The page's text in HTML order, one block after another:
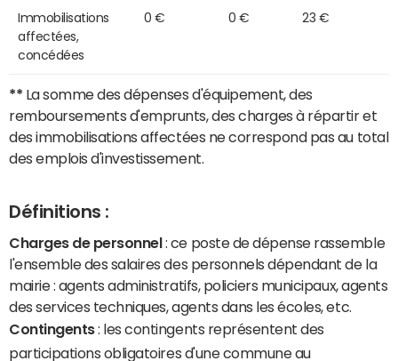
Immobilisations
affectées,
concédées
0 € 0 € 23 €
** La somme des dépenses d'équipement, des
remboursements d'emprunts, des charges à répartir et
des immobilisations affectées ne correspond pas au total
des emplois d'investissement.
Définitions :
Charges de personnel : ce poste de dépense rassemble
l'ensemble des salaires des personnels dépendant de la
mairie : agents administratifs, policiers municipaux, agents
des services techniques, agents dans les écoles, etc.
Contingents: les contingents représentent des
participations obligatoires d'une commune au